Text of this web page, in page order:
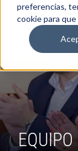
preferencias,
cookie para
EQUIPO